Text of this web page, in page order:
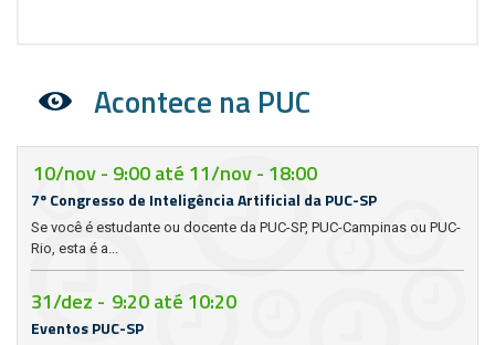
Acontece na PUC
10/nov - 9:00até 11/nov - 18:00
7º Congresso de Inteligência Artificial da PUC-SP
Se você é estudante ou docente da PUC-SP, PUC-Campinas ou PUC-
Rio, esta é a...
31/dez - 9:20até 10:20
Eventos PUC-SP